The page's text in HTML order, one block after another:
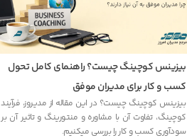
بیزینس کوچینگ چیست؟ راهنمای کامل تحول
کسب و کار برای مدیران موفق
بیزینس کوچینگ چیست؟ در این مقاله از مدیروز، فرآیند
کوچینگ، تفاوت آن با مشاوره و منتورینگ و تاثیر آن بر
سودآوری کسب‌ و کار را بررسی میکنیم.